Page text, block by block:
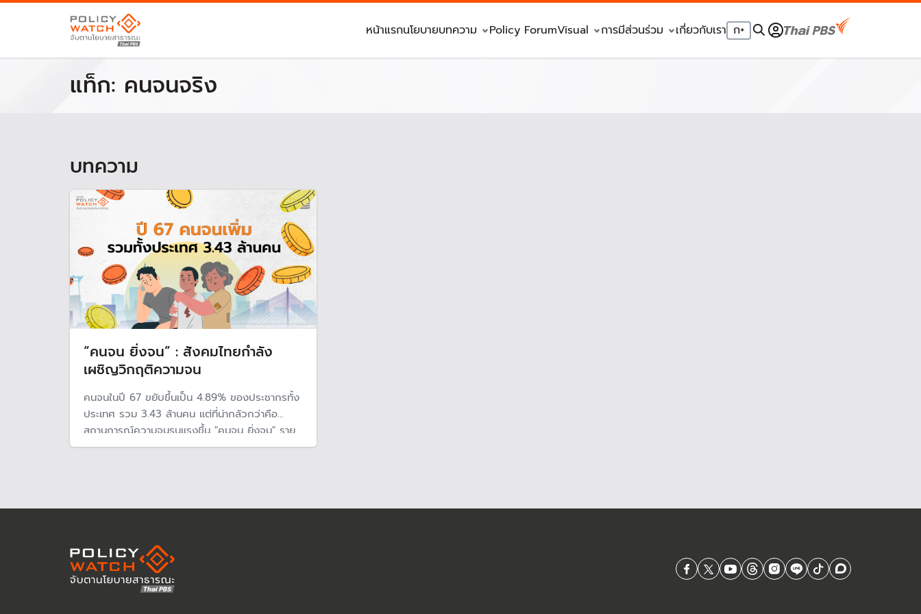
หน้าแรกนโยบายบทความ Policy ForumVisual การมีส่วนร่วม เกี่ยวกับเรา ก+
แท็ก: คนจนจริง
บทความ
“คนจน ยิ่งจน” : สังคมไทยกำลัง
เผชิญวิกฤติความจน
คนจนในปี 67 ขยับขึ้นเป็น 4.89% ของประชากรทั้ง
ประเทศ รวม 3.43 ล้านคน แต่ที่น่ากลัวกว่าคือ
สถานการณ์ความจนรุนแรงขึ้น "คนจน ยิ่งจน" ราย
ได้ต่ำเส้นความยากจนมากขึ้น สะท้อนรายได้ไม่เพียง